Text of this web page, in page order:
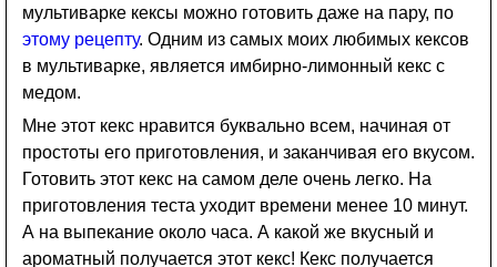
мультиварке кексы можно готовить даже на пару, по
этому рецепту. Одним из самых моих любимых кексов
в мультиварке, является имбирно-лимонный кекс с
медом.
Мне этот кекс нравится буквально всем, начиная от
простоты его приготовления, и заканчивая его вкусом.
Готовить этот кекс на самом деле очень легко. На
приготовления теста уходит времени менее 10 минут.
А на выпекание около часа. А какой же вкусный и
ароматный получается этот кекс! Кекс получается